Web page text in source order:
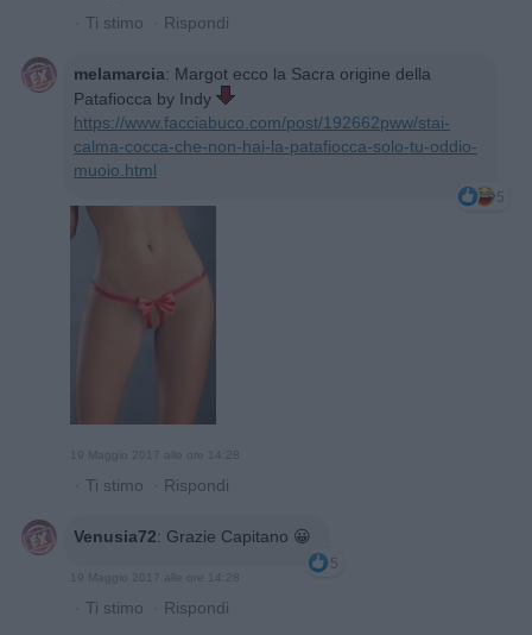
· Ti stimo · Rispondi
melamarcia: Margot ecco la Sacra origine della
Patafiocca by Indy
https://www.facciabuco.com/post/192662pww/stai-
calma-cocca-che-non-hai-la-patafiocca-solo-tu-oddio-
muoio.html
5
19 Maggio 2017 alle ore 14:28
· Ti stimo · Rispondi
Venusia72: Grazie Capitano 😀
5
19 Maggio 2017 alle ore 14:28
· Ti stimo · Rispondi